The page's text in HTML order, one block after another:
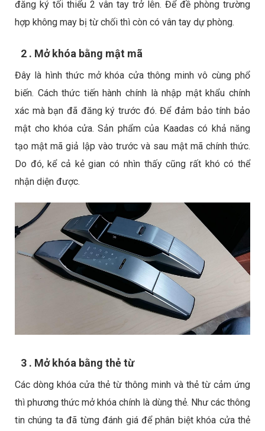
đăng ký tối thiểu 2 vân tay trở lên. Để đề phòng trường
hợp không may bị từ chối thì còn có vân tay dự phòng.
2 . Mở khóa bằng mật mã
Đây là hình thức mở khóa cửa thông minh vô cùng phổ
biến. Cách thức tiến hành chính là nhập mật khẩu chính
xác mà bạn đã đăng ký trước đó. Để đảm bảo tính bảo
mật cho khóa cửa. Sản phẩm của Kaadas có khả năng
tạo mật mã giả lập vào trước và sau mật mã chính thức.
Do đó, kể cả kẻ gian có nhìn thấy cũng rất khó có thể
nhận diện được.
3 . Mở khóa bằng thẻ từ
Các dòng khóa cửa thẻ từ thông minh và thẻ từ cảm ứng
thì phương thức mở khóa chính là dùng thẻ. Như các thông
tin chúng ta đã từng đánh giá để phân biệt khóa cửa thẻ